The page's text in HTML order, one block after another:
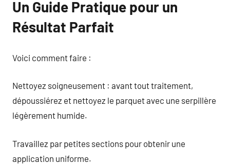
Un Guide Pratique pour un
Résultat Parfait
Voici comment faire :
Nettoyez soigneusement : avant tout traitement,
dépoussiérez et nettoyez le parquet avec une serpillère
légèrement humide.
Travaillez par petites sections pour obtenir une
application uniforme.